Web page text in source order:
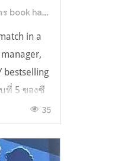
พัน MM Romance
in a
bestselling
ที่ 5 ของซี
ราหยิบมา
เดียวกันกับ
35